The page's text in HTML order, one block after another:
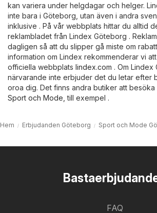
kan variera under helgdagar och helger.
inte bara i Göteborg, utan även i andra
inklusive . På vår webbplats hittar du alltid
reklambladet från Lindex Göteborg .
dagligen så att du slipper gå miste om
information om Lindex rekommenderar vi
officiella webbplats lindex.com . Om
närvarande inte erbjuder det du letar efter
oroa dig. Det finns andra butiker att
Sport och Mode , till exempel .
Hem Erbjudanden Göteborg Sport och Mode
FAQ